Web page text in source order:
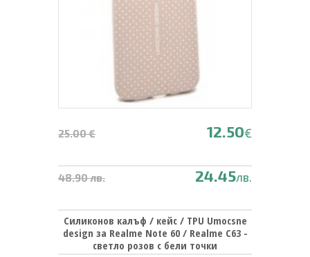
25.00 € 12.50€
48.90 лв. 24.45лв.
Силиконов калъф / кейс / TPU Umocsne
design за Realme Note 60 / Realme C63 -
светло розов с бели точки